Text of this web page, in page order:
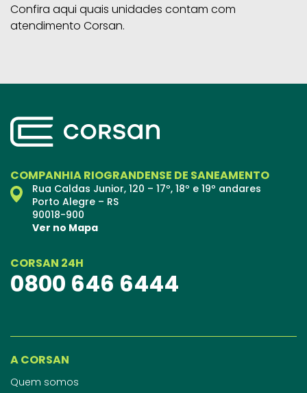
Confira aqui quais unidades contam com
atendimento Corsan.
COMPANHIA RIOGRANDENSE DE SANEAMENTO
Rua Caldas Junior, 120 – 17º, 18º e 19º andares
Porto Alegre – RS
90018-900
Ver no Mapa
CORSAN 24H
0800 646 6444
A CORSAN
Quem somos